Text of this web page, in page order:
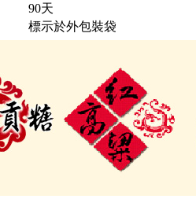
90天
標示於外包裝袋